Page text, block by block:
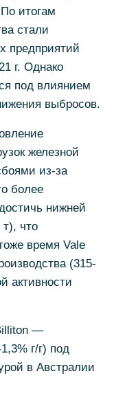
итогам
стали
предприятий
г. Однако
под влиянием
выбросов.
железной
из-за
более
нижней
что
время Vale
(315-
активности
—
г/г) под
в Австралии